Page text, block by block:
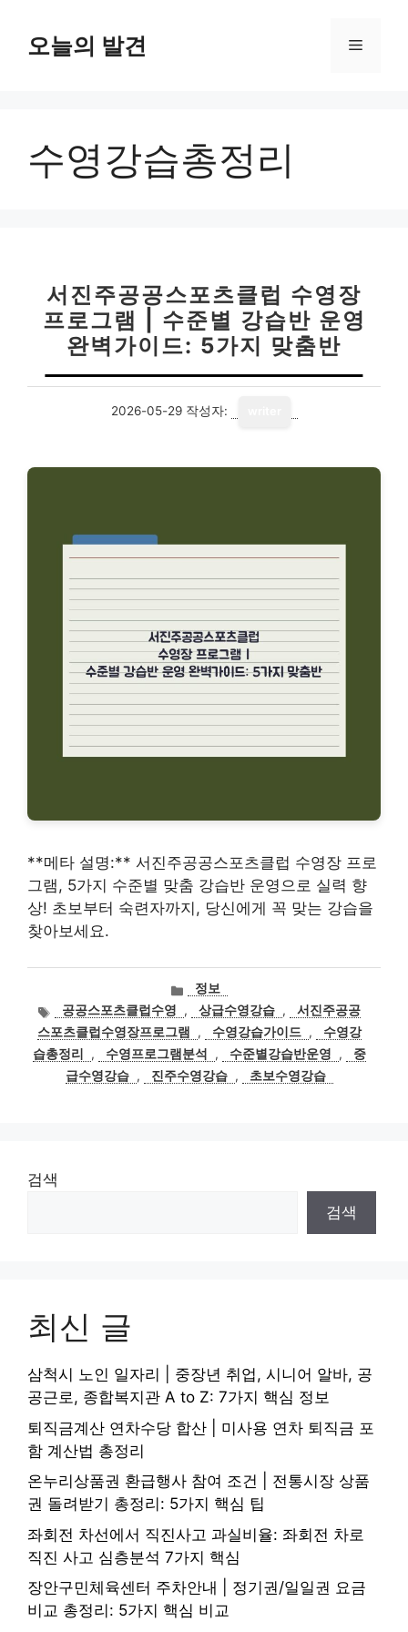
오늘의 발견 메
수영강습총정리
서진주공공스포츠클럽 수영장
프로그램 | 수준별 강습반 운영
완벽가이드: 5가지 맞춤반
2026-05-29 작성자:
**메타 설명:** 서진주공공스포츠클럽 수영장 프로
그램, 5가지 수준별 맞춤 강습반 운영으로 실력 향
상! 초보부터 숙련자까지, 당신에게 꼭 맞는 강습을
찾아보세요.
카
고
리
정보
태
그
공공스포츠클럽수영 , 상급수영강습 ,
서진주공공
스포츠클럽수영장프로그램
, 수영강습가이드 ,
수영강
습총정리
, 수영프로그램분석 , 수준별강습반운영 ,
중
급수영강습 , 진주수영강습 , 초보수영강습
검색
검색
최신 글
삼척시 노인 일자리 | 중장년 취업, 시니어 알바, 공
공근로, 종합복지관 A to Z: 7가지 핵심 정보
퇴직금계산 연차수당 합산 | 미사용 연차 퇴직금 포
함 계산법 총정리
온누리상품권 환급행사 참여 조건 | 전통시장 상품
권 돌려받기 총정리: 5가지 핵심 팁
좌회전 차선에서 직진사고 과실비율: 좌회전 차로
직진 사고 심층분석 7가지 핵심
장안구민체육센터 주차안내 | 정기권/일일권 요금
비교 총정리: 5가지 핵심 비교